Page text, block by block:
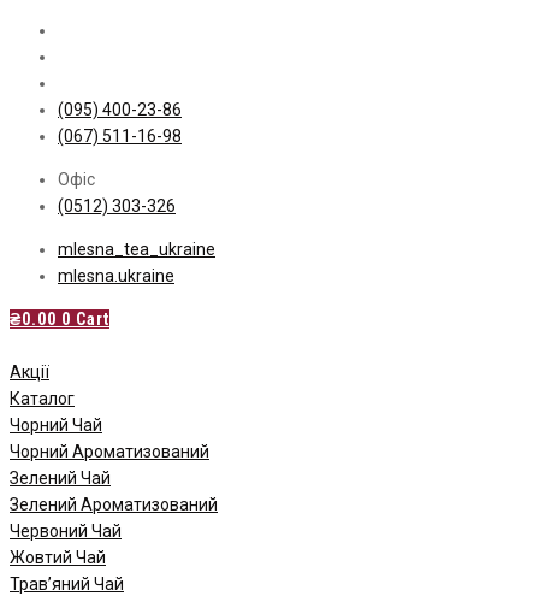
Skip
content
(095) 400-23-86
(067) 511-16-98
Офіс
(0512) 303-326
mlesna_tea_ukraine
mlesna.ukraine
₴0.00 0 Cart
Акції
Каталог
Чорний Чай
Чорний Ароматизований
Зелений Чай
Зелений Ароматизований
Червоний Чай
Жовтий Чай
Трав’яний Чай